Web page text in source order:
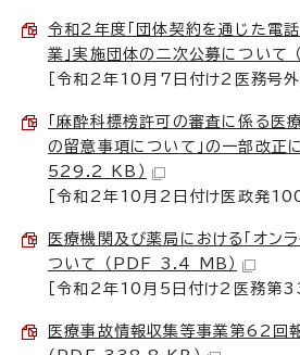
令和2年度「団体契約を通じた電
業」実施団体の二次公募につい
［令和2年10月7日付け2医務号外
「麻酔科標榜許可の審査に係る医
の留意事項について」の一部改正
529.2 KB）
［令和2年10月2日付け医政発
医療機関及び薬局における「オン
ついて （PDF 3.4 MB）
［令和2年10月5日付け2医務第
医療事故情報収集等事業第62回